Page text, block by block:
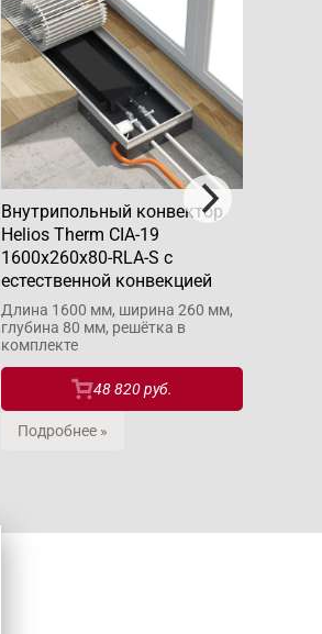
Внутрипольный конвектор
Helios Therm CIA-19
1600x260x80-RLA-S с
естественной конвекцией
Длина 1600 мм, ширина 260 мм,
глубина 80 мм, решётка в
комплекте
48 820 руб.
Подробнее »